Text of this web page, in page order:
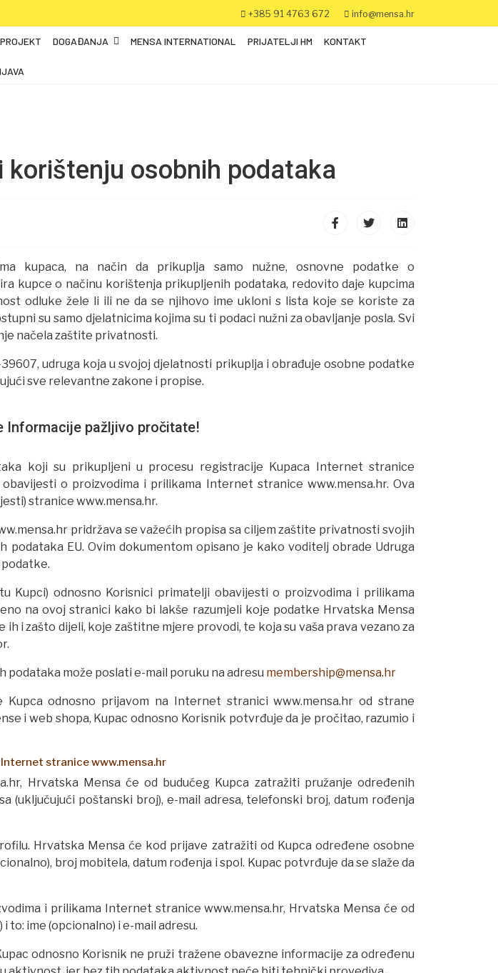
+385 91 4763 672 info@mensa.hr
DOGAĐANJA MENSA INTERNATIONAL PRIJATELJI HM KONTAKT
osobnih podataka
kupaca, na način da prikuplja samo nužne, osnovne podatke o
kupce o načinu korištenja prikupljenih podataka, redovito daje kupcima
odluke žele li ili ne da se njihovo ime ukloni s lista koje se koriste za
su samo djelatnicima kojima su ti podaci nužni za obavljanje posla. Svi
načela zaštite privatnosti.
udruga koja u svojoj djelatnosti prikuplja i obrađuje osobne podatke
sve relevantne zakone i propise.
Informacije pažljivo pročitate!
koji su prikupljeni u procesu registracije Kupaca Internet stranice
o proizvodima i prilikama Internet stranice www.mensa.hr. Ova
stranice www.mensa.hr.
pridržava se važećih propisa sa ciljem zaštite privatnosti svojih
EU. Ovim dokumentom opisano je kako voditelj obrade Udruga
Kupci) odnosno Korisnici primatelji obavijesti o proizvodima i prilikama
na ovoj stranici kako bi lakše razumjeli koje podatke Hrvatska Mensa
i zašto dijeli, koje zaštitne mjere provodi, te koja su vaša prava vezano za
podataka može poslati e-mail poruku na adresu membership@mensa.hr
odnosno prijavom na Internet stranici www.mensa.hr od strane
i web shopa, Kupac odnosno Korisnik potvrđuje da je pročitao, razumio i
stranice www.mensa.hr
Hrvatska Mensa će od budućeg Kupca zatražiti pružanje određenih
(uključujući poštanski broj), e-mail adresa, telefonski broj, datum rođenja
Hrvatska Mensa će kod prijave zatražiti od Kupca određene osobne
broj mobitela, datum rođenja i spol. Kupac potvrđuje da se slaže da
i prilikama Internet stranice www.mensa.hr, Hrvatska Mensa će od
to: ime (opcionalno) i e-mail adresu.
odnosno Korisnik ne pruži tražene obavezne informacije za određenu